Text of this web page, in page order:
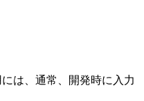
は、通常、開発時に入力